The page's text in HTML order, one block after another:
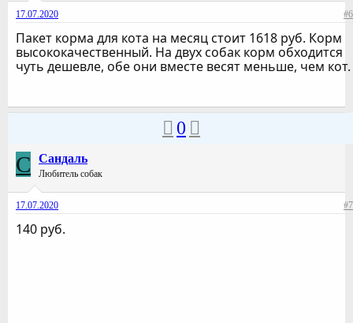
17.07.2020 #6
Пакет корма для кота на месяц стоит 1618 руб. Корм
высококачественный. На двух собак корм обходится
чуть дешевле, обе они вместе весят меньше, чем кот.
0
C Cандаль
Любитель собак
17.07.2020 #7
140 руб.